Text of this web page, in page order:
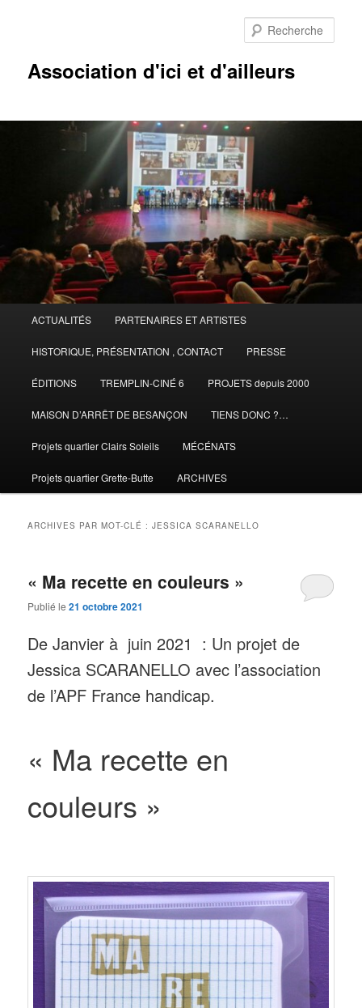
Association d'ici et d'ailleurs
principal
ACTUALITÉS PARTENAIRES ET ARTISTES
HISTORIQUE, PRÉSENTATION , CONTACT PRESSE
ÉDITIONS TREMPLIN-CINÉ 6 PROJETS depuis 2000
MAISON D’ARRÊT DE BESANÇON TIENS DONC ?…
Projets quartier Clairs Soleils MÉCÉNATS
Projets quartier Grette-Butte ARCHIVES
ARCHIVES PAR MOT-CLÉ :JESSICA SCARANELLO
« Ma recette en couleurs »
Publié le21 octobre 2021
De Janvier à juin 2021 : Un projet de
Jessica SCARANELLO avec l’association
de l’APF France handicap.
« Ma recette en
couleurs »